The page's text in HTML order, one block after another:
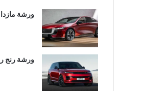
ورشة
ورشة رنج